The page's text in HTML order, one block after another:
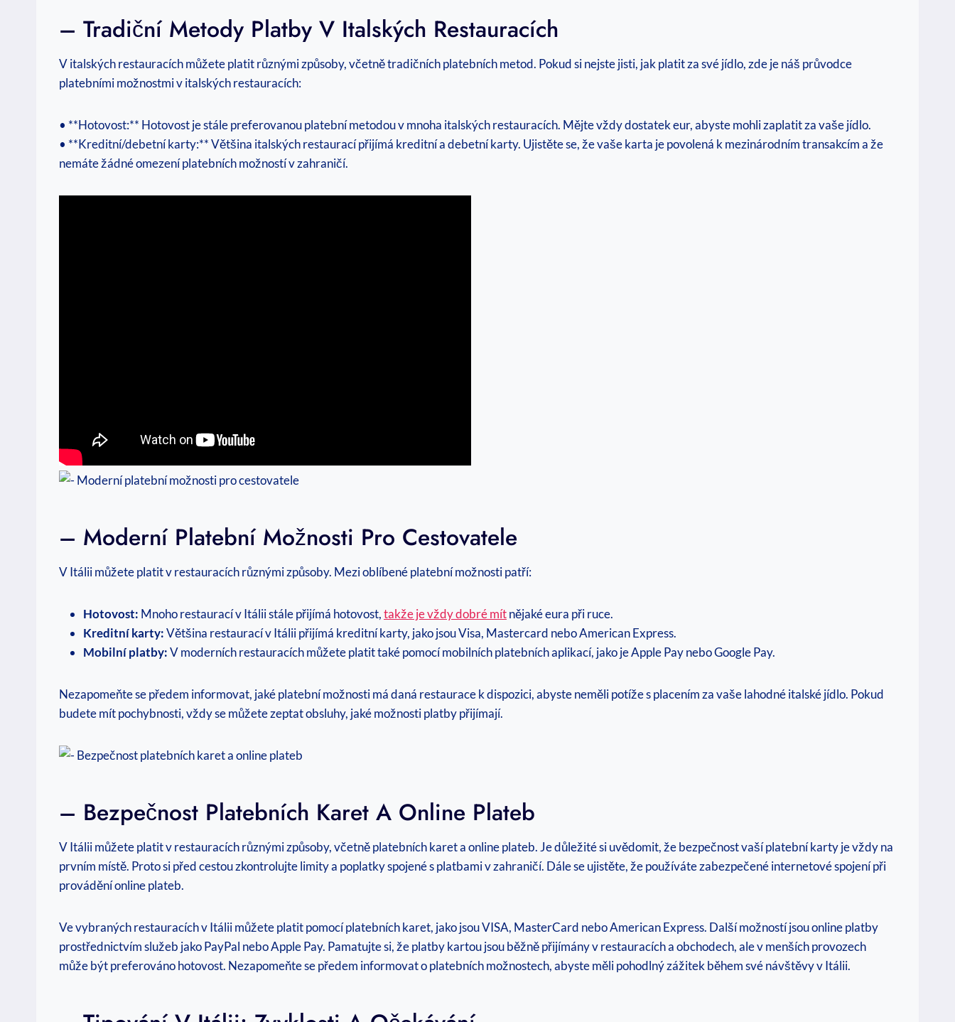
– Tradiční Metody Platby V Italských Restauracích
V italských restauracích můžete platit různými způsoby, včetně tradičních platebních metod. Pokud si nejste jisti, jak platit za své jídlo, zde je náš průvodce
platebními možnostmi v italských restauracích:
• **Hotovost:** Hotovost je stále preferovanou platební metodou v mnoha italských restauracích. Mějte vždy dostatek eur, abyste mohli zaplatit za vaše jídlo.
• **Kreditní/debetní karty:** Většina italských restaurací přijímá kreditní a debetní karty. Ujistěte se, že vaše karta je povolená k mezinárodním transakcím a že
nemáte žádné omezení platebních možností v zahraničí.
– Moderní Platební Možnosti Pro Cestovatele
V Itálii můžete platit v restauracích různými způsoby. Mezi oblíbené platební možnosti patří:
Hotovost: Mnoho restaurací v Itálii stále přijímá hotovost,takže je vždy dobré mítnějaké eura při ruce.
Kreditní karty:Většina restaurací v Itálii přijímá kreditní karty, jako jsou Visa, Mastercard nebo American Express.
Mobilní platby:V moderních restauracích můžete platit také pomocí mobilních platebních aplikací, jako je Apple Pay nebo Google Pay.
Nezapomeňte se předem informovat, jaké platební možnosti má daná restaurace k dispozici, abyste neměli potíže s placením za vaše lahodné italské jídlo. Pokud
budete mít pochybnosti, vždy se můžete zeptat obsluhy, jaké možnosti platby přijímají.
– Bezpečnost Platebních Karet A Online Plateb
V Itálii můžete platit v restauracích různými způsoby, včetně platebních karet a online plateb. Je důležité si uvědomit, že bezpečnost vaší platební karty je vždy na
prvním místě. Proto si před cestou zkontrolujte limity a poplatky spojené s platbami v zahraničí. Dále se ujistěte, že používáte zabezpečené internetové spojení při
provádění online plateb.
Ve vybraných restauracích v Itálii můžete platit pomocí platebních karet, jako jsou VISA, MasterCard nebo American Express. Další možností jsou online platby
prostřednictvím služeb jako PayPal nebo Apple Pay. Pamatujte si, že platby kartou jsou běžně přijímány v restauracích a obchodech, ale v menších provozech
může být preferováno hotovost. Nezapomeňte se předem informovat o platebních možnostech, abyste měli pohodlný zážitek během své návštěvy v Itálii.